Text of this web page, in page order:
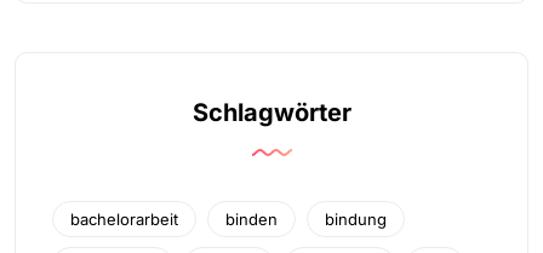
Schlagwörter
bachelorarbeit binden bindung